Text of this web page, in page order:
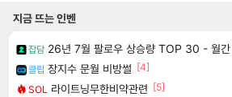
지금 뜨는 인벤
잡담 26년 7월 팔로우 상승량 TOP 30 - 월간
클립 장지수 문월 비방썰 [4]
SOL 라이트닝무한비약관련 [5]